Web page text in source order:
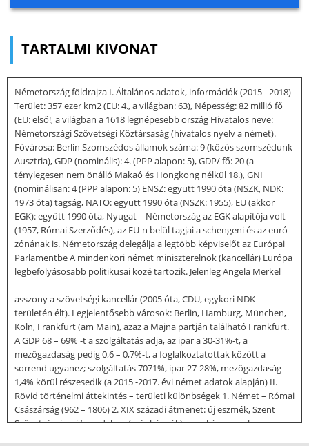
TARTALMI KIVONAT
Németország földrajza I. Általános adatok, információk (2015 - 2018)
Terület: 357 ezer km2 (EU: 4., a világban: 63), Népesség: 82 millió fő
(EU: első!, a világban a 1618 legnépesebb ország Hivatalos neve:
Németországi Szövetségi Köztársaság (hivatalos nyelv a német).
Fővárosa: Berlin Szomszédos államok száma: 9 (közös szomszédunk
Ausztria), GDP (nominális): 4. (PPP alapon: 5), GDP/ fő: 20 (a
ténylegesen nem önálló Makaó és Hongkong nélkül 18.), GNI
(nominálisan: 4 (PPP alapon: 5) ENSZ: együtt 1990 óta (NSZK, NDK:
1973 óta) tagság, NATO: együtt 1990 óta (NSZK: 1955), EU (akkor
EGK): együtt 1990 óta, Nyugat – Németország az EGK alapítója volt
(1957, Római Szerződés), az EU-n belül tagjai a schengeni és az euró
zónának is. Németország delegálja a legtöbb képviselőt az Európai
Parlamentbe A mindenkori német miniszterelnök (kancellár) Európa
legbefolyásosabb politikusai közé tartozik. Jelenleg Angela Merkel
asszony a szövetségi kancellár (2005 óta, CDU, egykori NDK
területén élt). Legjelentősebb városok: Berlin, Hamburg, München,
Köln, Frankfurt (am Main), azaz a Majna partján található Frankfurt.
A GDP 68 – 69% -t a szolgáltatás adja, az ipar a 30-31%-t, a
mezőgazdaság pedig 0,6 – 0,7%-t, a foglalkoztatottak között a
sorrend ugyanez; szolgáltatás 7071%, ipar 27-28%, mezőgazdaság
1,4% körül részesedik (a 2015 -2017. évi német adatok alapján) II.
Rövid történelmi áttekintés – területi különbségek 1. Német – Római
Császárság (962 – 1806) 2. XIX századi átmenet: új eszmék, Szent
Szövetség, ipari forradalom (szénbányák), munkásmozgalom,